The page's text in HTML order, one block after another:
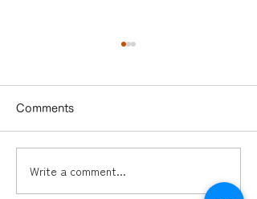
ドローンビジネス「オセ
Comments
Write a comment...